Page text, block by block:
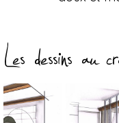
Les dessins au